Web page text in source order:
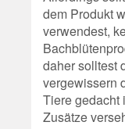
dem Produkt
verwendest,
daher solltest
vergewissern
Tiere gedacht
Zusätze